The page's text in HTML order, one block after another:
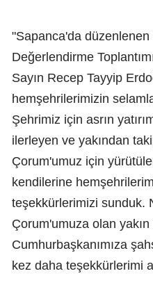
"Sapanca'da
Değerlendirme
Sayın Recep Tayyip
hemşehrilerimizin
Şehrimiz için asrın
ilerleyen ve yakından
Çorum'umuz için
kendilerine
teşekkürlerimizi sunduk.
Çorum'umuza olan
Cumhurbaşkanımıza
kez daha teşekkürlerimi